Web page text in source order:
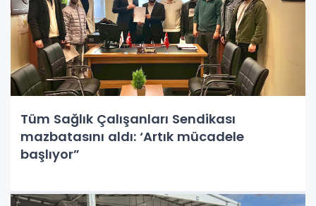
Tüm Sağlık Çalışanları Sendikası
mazbatasını aldı: ‘Artık mücadele
başlıyor”